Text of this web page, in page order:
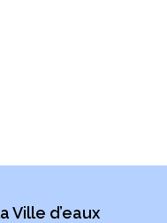
Ville d’eaux